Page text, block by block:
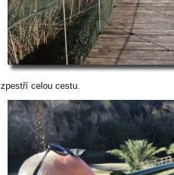
zpestří celou cestu.